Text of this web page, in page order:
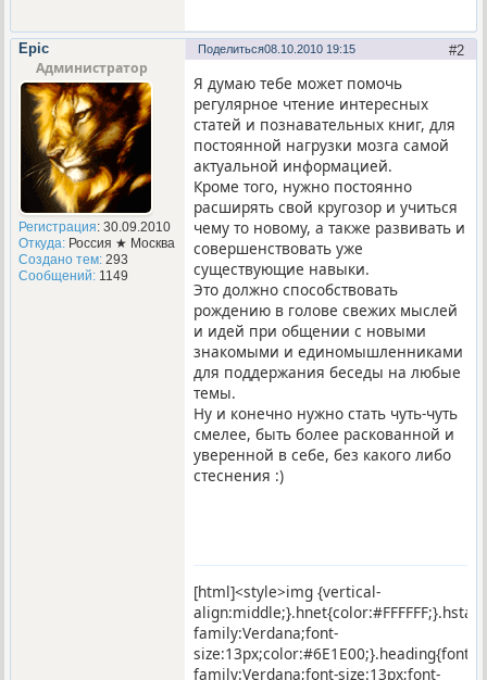
Поделиться 2
08.10.2010 19:15
Epic
Администратор
Регистрация: 30.09.2010
Откуда:Россия ★ Москва
Создано тем:293
Сообщений:1149
Я думаю тебе может помочь
регулярное чтение интересных
статей и познавательных книг, для
постоянной нагрузки мозга самой
актуальной информацией.
Кроме того, нужно постоянно
расширять свой кругозор и учиться
чему то новому, а также развивать и
совершенствовать уже
существующие навыки.
Это должно способствовать
рождению в голове свежих мыслей
и идей при общении с новыми
знакомыми и единомышленниками
для поддержания беседы на любые
темы.
Ну и конечно нужно стать чуть-чуть
смелее, быть более раскованной и
уверенной в себе, без какого либо
стеснения :)
[html]<style>img {vertical-
family:Verdana;font-
size:13px;color:#6E1E00;}.heading{font-
family:Verdana;font-size:13px;font-